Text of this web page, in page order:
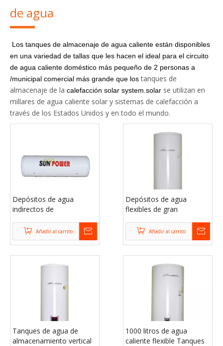
de agua
Los tanques de almacenaje de agua caliente están disponibles
en una variedad de tallas que les hacen el ideal para el circuito
de agua caliente doméstico más pequeño de 2 personas a
/municipal comercial más grande que lostanques de
almacenaje de la calefacción solar system.solar se utilizan en
millares de agua caliente solar y sistemas de calefacción a
través de los Estados Unidos y en todo el mundo.
Depósitos de agua
indirectos de
fría para hogares
Añadir al carrito
Depósitos de agua
flexibles de gran
Añadir al carrito
Tanques de agua de
almacenamiento vertical
1000 litros de agua
caliente flexible Tanques